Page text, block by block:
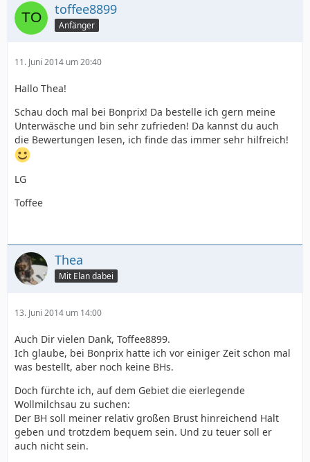
toffee8899
Anfänger
11. Juni 2014 um 20:40
Hallo Thea!
Schau doch mal bei Bonprix! Da bestelle ich gern meine
Unterwäsche und bin sehr zufrieden! Da kannst du auch
die Bewertungen lesen, ich finde das immer sehr hilfreich!
LG
Toffee
Thea
Mit Elan dabei
13. Juni 2014 um 14:00
Auch Dir vielen Dank, Toffee8899.
Ich glaube, bei Bonprix hatte ich vor einiger Zeit schon mal
was bestellt, aber noch keine BHs.
Doch fürchte ich, auf dem Gebiet die eierlegende
Wollmilchsau zu suchen:
Der BH soll meiner relativ großen Brust hinreichend Halt
geben und trotzdem bequem sein. Und zu teuer soll er
auch nicht sein.